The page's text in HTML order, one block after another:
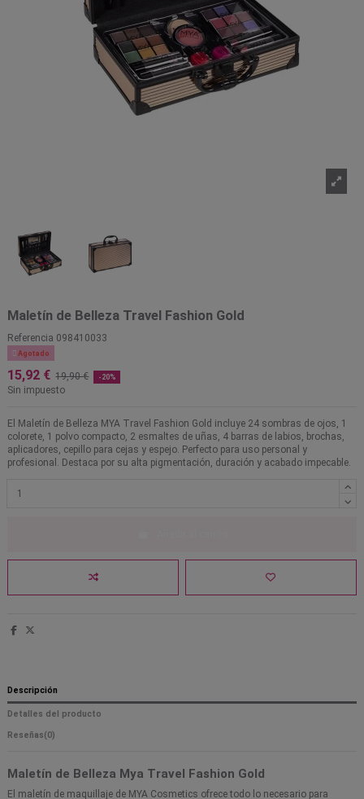
Maletín de Belleza Travel Fashion Gold
Referencia 098410033
 Agotado
15,92 € 19,90 € -20%
Sin impuesto
El Maletín de Belleza MYA Travel Fashion Gold incluye 24 sombras de ojos, 1
colorete, 1 polvo compacto, 2 esmaltes de uñas, 4 barras de labios, brochas,
aplicadores, cepillo para cejas y espejo. Perfecto para uso personal y
profesional. Destaca por su alta pigmentación, duración y acabado impecable.
Descripción
Detalles del producto
Reseñas(0)
Maletín de Belleza Mya Travel Fashion Gold
El maletín de maquillaje de MYA Cosmetics ofrece todo lo necesario para